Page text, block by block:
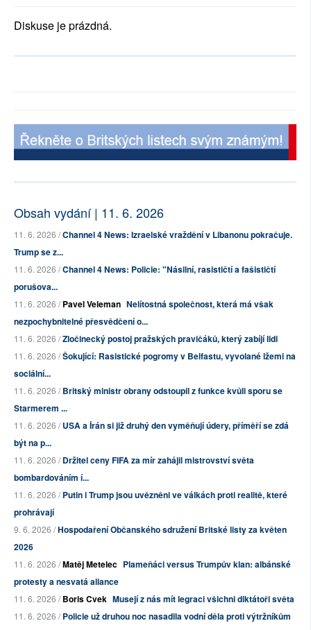
Diskuse je prázdná.
Obsah vydání | 11. 6. 2026
11. 6. 2026 /Channel 4 News: Izraelské vraždění v Libanonu pokračuje.
Trump se z...
11. 6. 2026 /Channel 4 News: Policie: "Násilní, rasističtí a fašističtí
porušova...
11. 6. 2026 /Pavel Veleman Nelítostná společnost, která má však
nezpochybnitelné přesvědčení o...
11. 6. 2026 /Zločinecký postoj pražských pravičáků, který zabíjí lidi
11. 6. 2026 /Šokující: Rasistické pogromy v Belfastu, vyvolané lžemi na
sociální...
11. 6. 2026 /Britský ministr obrany odstoupil z funkce kvůli sporu se
Starmerem ...
11. 6. 2026 /USA a Írán si již druhý den vyměňují údery, příměří se zdá
být na p...
11. 6. 2026 /Držitel ceny FIFA za mír zahájil mistrovství světa
bombardováním í...
11. 6. 2026 /Putin i Trump jsou uvězněni ve válkách proti realitě, které
prohrávají
9. 6. 2026 /Hospodaření Občanského sdružení Britské listy za květen
2026
11. 6. 2026 /Matěj Metelec Plameňáci versus Trumpův klan: albánské
protesty a nesvatá aliance
11. 6. 2026 /Boris Cvek Musejí z nás mít legraci všichni diktátoři světa
11. 6. 2026 /Policie už druhou noc nasadila vodní děla proti výtržníkům